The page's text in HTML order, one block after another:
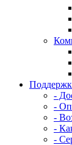
-
-
-
-
-